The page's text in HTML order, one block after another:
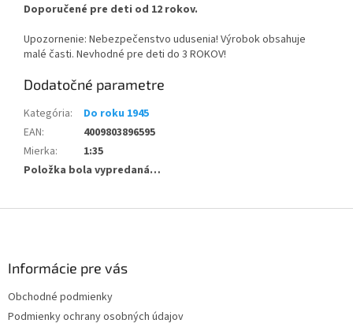
Doporučené pre deti od 12 rokov.
Upozornenie: Nebezpečenstvo udusenia! Výrobok obsahuje
malé časti. Nevhodné pre deti do 3 ROKOV!
Dodatočné parametre
Kategória:
Do roku 1945
EAN:
4009803896595
Mierka:
1:35
Položka bola vypredaná…
Informácie pre vás
Obchodné podmienky
Podmienky ochrany osobných údajov